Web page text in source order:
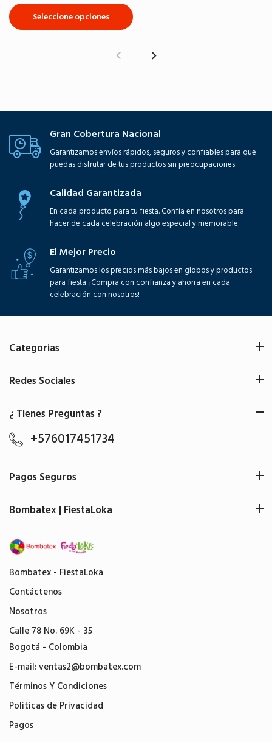
Seleccione opciones
Gran Cobertura Nacional
Garantizamos envíos rápidos, seguros y confiables para que
puedas disfrutar de tus productos sin preocupaciones.
Calidad Garantizada
En cada producto para tu fiesta. Confía en nosotros para
hacer de cada celebración algo especial y memorable.
El Mejor Precio
Garantizamos los precios más bajos en globos y productos
para fiesta. ¡Compra con confianza y ahorra en cada
celebración con nosotros!
Bombatex - FiestaLoka
Contáctenos
Nosotros
Calle 78 No. 69K - 35
Bogotá - Colombia
E-mail:ventas2@bombatex.com
Términos Y Condiciones
Politicas de Privacidad
Pagos
Categorias
Redes Sociales
¿ Tienes Preguntas ?
+576017451734
Pagos Seguros
Bombatex | FiestaLoka